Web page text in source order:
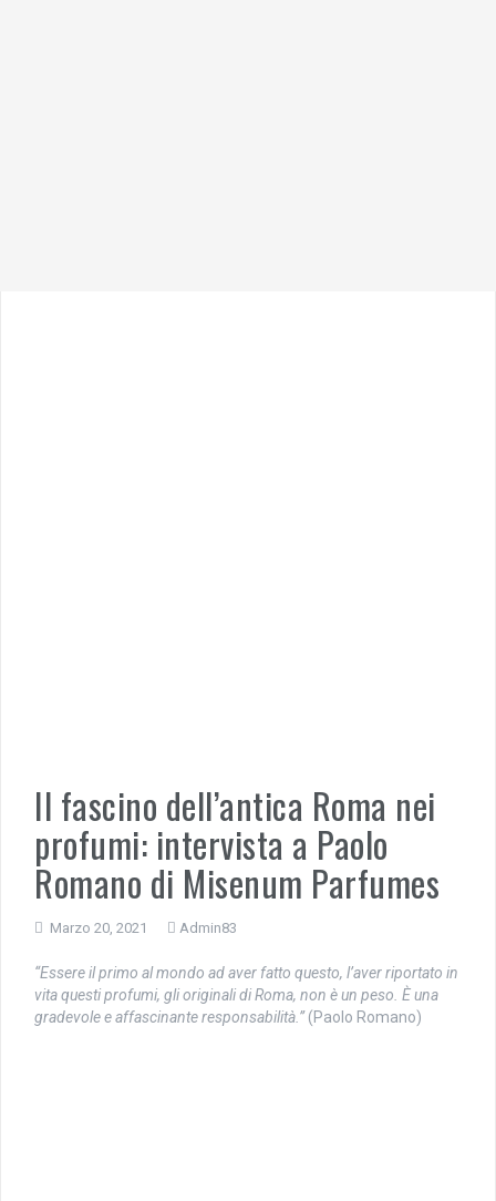
Il fascino dell’antica Roma nei
profumi: intervista a Paolo
Romano di Misenum Parfumes
Marzo 20, 2021 Admin83
“Essere il primo al mondo ad aver fatto questo, l’aver riportato in
vita questi profumi, gli originali di Roma, non è un peso. È una
gradevole e affascinante responsabilità.”(Paolo Romano)